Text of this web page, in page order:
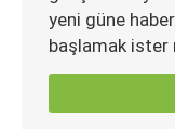
yeni güne
başlamak ister